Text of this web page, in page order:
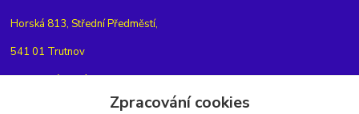
Horská 813, Střední Předměstí,
541 01 Trutnov
Najdete nás také nanebo na
Zpracování cookies